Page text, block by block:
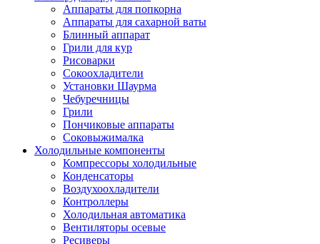
Аппараты для попкорна
Аппараты для сахарной ваты
Блинный аппарат
Грили для кур
Рисоварки
Сокоохладители
Установки Шаурма
Чебуречницы
Грили
Пончиковые аппараты
Соковыжималка
Холодильные компоненты
Компрессоры холодильные
Конденсаторы
Воздухоохладители
Контроллеры
Холодильная автоматика
Вентиляторы осевые
Ресиверы